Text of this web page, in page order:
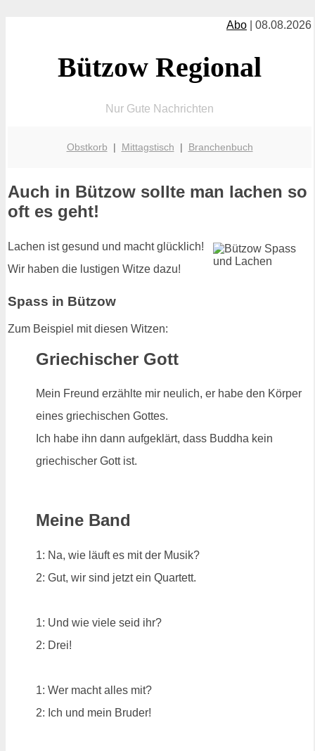
Abo | 08.08.2026
Bützow Regional
Nur Gute Nachrichten
Obstkorb | Mittagstisch | Branchenbuch
Auch in Bützow sollte man lachen so
oft es geht!
Lachen ist gesund und macht glücklich!
Wir haben die lustigen Witze dazu!
Spass in Bützow
Zum Beispiel mit diesen Witzen:
Griechischer Gott
Mein Freund erzählte mir neulich, er habe den Körper
eines griechischen Gottes.
Ich habe ihn dann aufgeklärt, dass Buddha kein
griechischer Gott ist.
Meine Band
1: Na, wie läuft es mit der Musik?
2: Gut, wir sind jetzt ein Quartett.
1: Und wie viele seid ihr?
2: Drei!
1: Wer macht alles mit?
2: Ich und mein Bruder!